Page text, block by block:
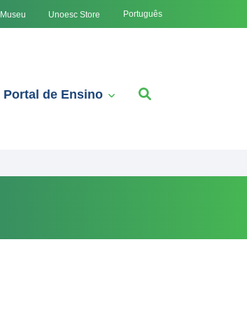
Museu Unoesc Store Português
Portal de Ensino